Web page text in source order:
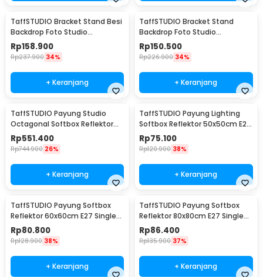
TaffSTUDIO Bracket Stand Besi
Backdrop Foto Studio
200x200cm - DD-110
Rp158.900
Rp237.900 34%
+ Keranjang
TaffSTUDIO Bracket Stand
Backdrop Foto Studio
200x160cm - DD-110
Rp150.500
Rp226.900 34%
+ Keranjang
TaffSTUDIO Payung Studio
Octagonal Softbox Reflektor
Flash 90cm - KS90
Rp551.400
Rp744.900 26%
+ Keranjang
TaffSTUDIO Payung Lighting
Softbox Reflektor 50x50cm E27
Single Socket - LD-TZ206
Rp75.100
Rp120.900 38%
+ Keranjang
TaffSTUDIO Payung Softbox
Reflektor 60x60cm E27 Single
Socket - LD-TZ206
Rp80.800
Rp128.900 38%
+ Keranjang
TaffSTUDIO Payung Softbox
Reflektor 80x80cm E27 Single
Socket - LD-TZ206
Rp86.400
Rp135.900 37%
+ Keranjang